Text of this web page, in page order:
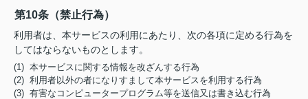
第10条（禁止行為）
利用者は、本サービスの利用にあたり、次の各項に定める行為を
してはならないものとします。
(1) 本サービスに関する情報を改ざんする行為
(2) 利用者以外の者になりすまして本サービスを利用する行為
(3) 有害なコンピュータープログラム等を送信又は書き込む行為